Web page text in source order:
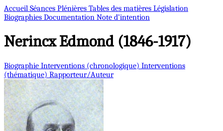
Accueil Séances Plénières Tables des matières Législation
Biographies Documentation Note d’intention
NerincxEdmond (1846-1917)
Biographie Interventions (chronologique) Interventions
(thématique) Rapporteur/Auteur